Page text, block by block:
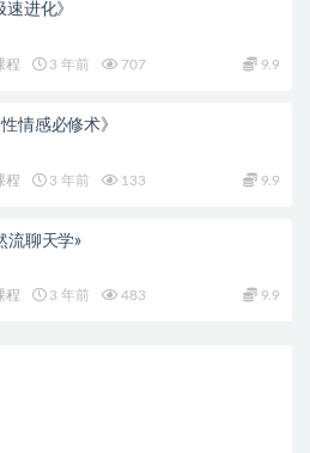
进化》
程 3 年前 707 9.9
情感必修术》
程 3 年前 133 9.9
流聊天学»
程 3 年前 483 9.9